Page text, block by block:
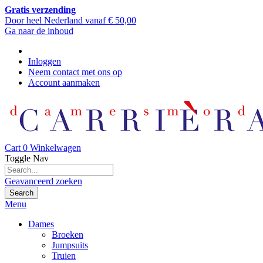
Gratis verzending
Door heel Nederland vanaf € 50,00
Ga naar de inhoud
Inloggen
Neem contact met ons op
Account aanmaken
Cart 0 Winkelwagen
Toggle Nav
Geavanceerd zoeken
Search
Menu
Dames
Broeken
Jumpsuits
Truien